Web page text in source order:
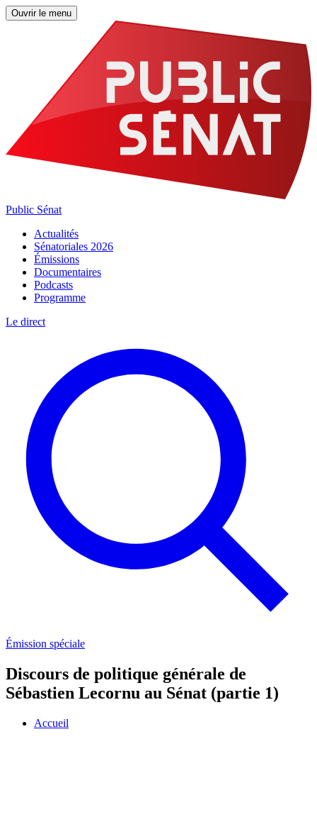
Ouvrir le menu
Public Sénat
Actualités
Sénatoriales 2026
Émissions
Documentaires
Podcasts
Programme
Le direct
Émission spéciale
Discours de politique générale de
Sébastien Lecornu au Sénat (partie 1)
Accueil